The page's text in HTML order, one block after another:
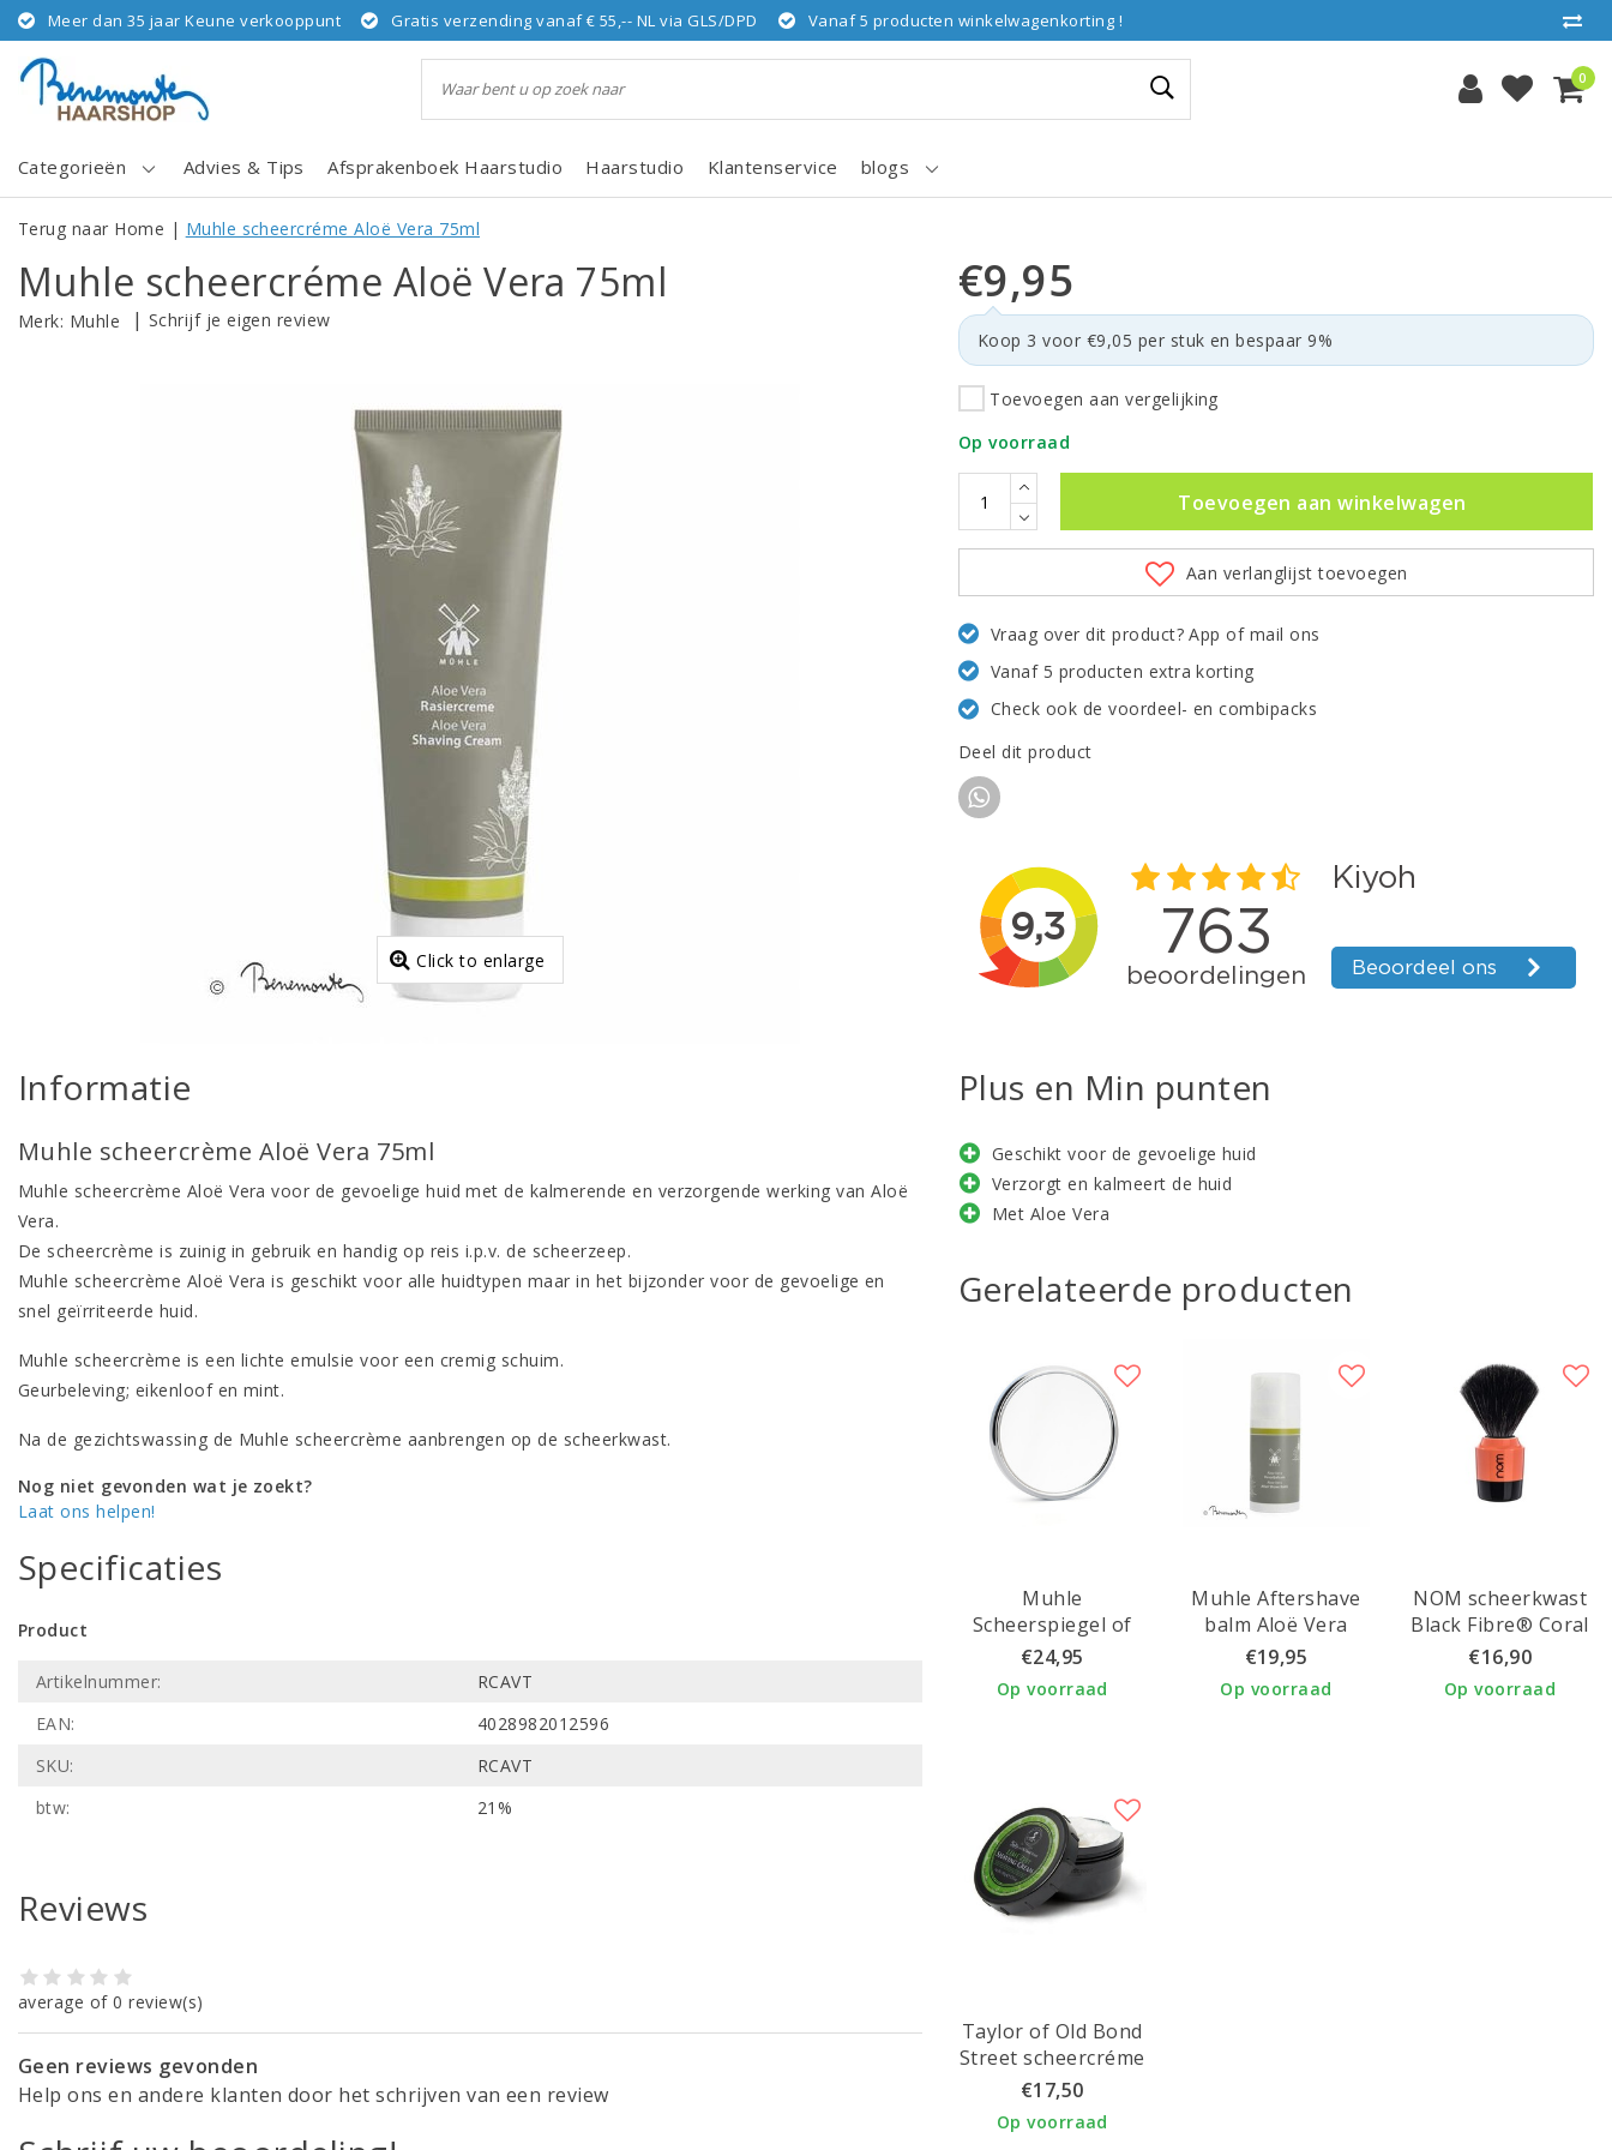
Meer dan 35 jaar Keune verkooppunt Gratis verzending vanaf € 55,-- NL via GLS/DPD Vanaf 5 producten winkelwagenkorting !
0
Categorieën Advies & Tips Afsprakenboek Haarstudio Haarstudio Klantenservice blogs
Terug naar Home | Muhle scheercréme Aloë Vera 75ml
Muhle scheercréme Aloë Vera 75ml
Merk: Muhle | Schrijf je eigen review
Click to enlarge
€9,95
Koop 3 voor €9,05 per stuk en bespaar 9%
Toevoegen aan vergelijking
Op voorraad
Toevoegen aan winkelwagen
Aan verlanglijst toevoegen
Vraag over dit product? App of mail ons
Vanaf 5 producten extra korting
Check ook de voordeel- en combipacks
Deel dit product
Informatie
Muhle scheercrème Aloë Vera 75ml
Muhle scheercrème Aloë Vera voor de gevoelige huid met de kalmerende en verzorgende werking van Aloë
Vera.
De scheercrème is zuinig in gebruik en handig op reis i.p.v. de scheerzeep.
Muhle scheercrème Aloë Vera is geschikt voor alle huidtypen maar in het bijzonder voor de gevoelige en
snel geïrriteerde huid.
Muhle scheercrème is een lichte emulsie voor een cremig schuim.
Geurbeleving; eikenloof en mint.
Na de gezichtswassing de Muhle scheercrème aanbrengen op de scheerkwast.
Nog niet gevonden wat je zoekt?
Laat ons helpen!
Specificaties
Product
Artikelnummer:
RCAVT
EAN:
4028982012596
SKU:
RCAVT
btw:
21%
Reviews
average of 0 review(s)
Geen reviews gevonden
Help ons en andere klanten door het schrijven van een review
Plus en Min punten
Geschikt voor de gevoelige huid
Verzorgt en kalmeert de huid
Met Aloe Vera
Gerelateerde producten
Muhle
Scheerspiegel of
make up spiegel
€24,95
Op voorraad
Muhle Aftershave
balm Aloë Vera
100ml
€19,95
Op voorraad
NOM scheerkwast
Black Fibre® Coral
€16,90
Op voorraad
Taylor of Old Bond
Street scheercréme
Lime Zest
€17,50
Op voorraad